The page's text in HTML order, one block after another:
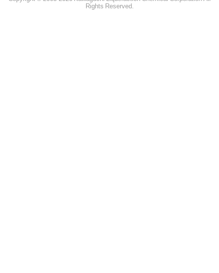
Rights Reserved.